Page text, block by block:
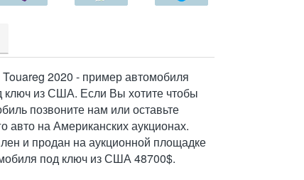
2020 - пример автомобиля
ключ из США. Если Вы хотите чтобы
позвоните нам или оставьте
авто на Американских аукционах.
и продан на аукционной площадке
под ключ из США 48700$.